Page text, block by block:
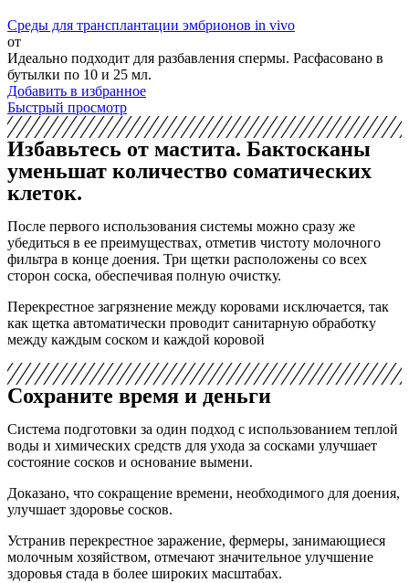
Среды для трансплантации эмбрионов in vivo
от
Идеально подходит для разбавления спермы. Расфасовано в
бутылки по 10 и 25 мл.
Добавить в избранное
Быстрый просмотр
Избавьтесь от мастита. Бактосканы
уменьшат количество соматических
клеток.
После первого использования системы можно сразу же
убедиться в ее преимуществах, отметив чистоту молочного
фильтра в конце доения. Три щетки расположены со всех
сторон соска, обеспечивая полную очистку.
Перекрестное загрязнение между коровами исключается, так
как щетка автоматически проводит санитарную обработку
между каждым соском и каждой коровой
Сохраните время и деньги
Система подготовки за один подход с использованием теплой
воды и химических средств для ухода за сосками улучшает
состояние сосков и основание вымени.
Доказано, что сокращение времени, необходимого для доения,
улучшает здоровье сосков.
Устранив перекрестное заражение, фермеры, занимающиеся
молочным хозяйством, отмечают значительное улучшение
здоровья стада в более широких масштабах.